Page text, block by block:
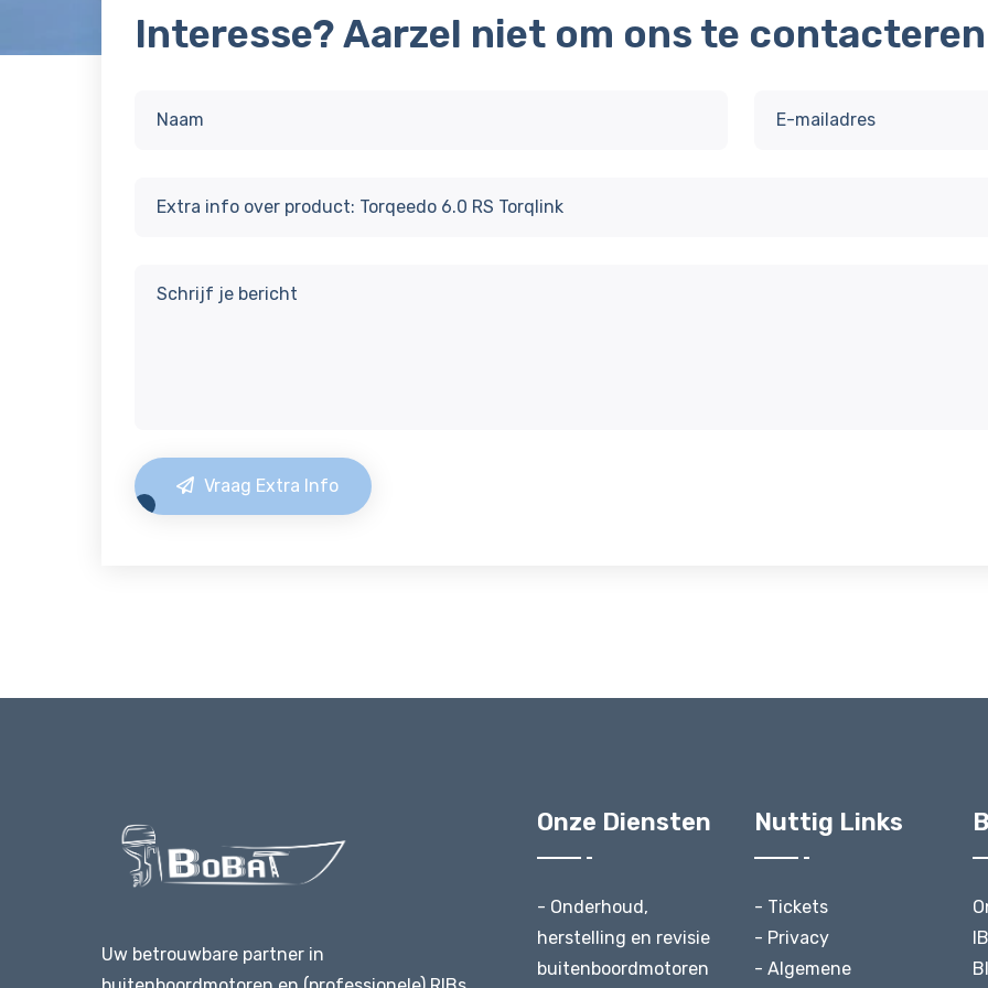
Interesse? Aarzel niet om ons te
Vraag Extra Info
Uw betrouwbare partner in
Onze Diensten
- Onderhoud,
herstelling en revisie
buitenboordmotoren
Nuttig Links
- Tickets
- Privacy
- Algemene